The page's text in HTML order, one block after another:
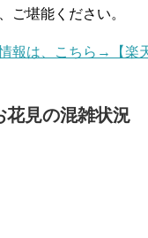
ご堪能ください。
報は、こちら→【楽
花見の混雑状況